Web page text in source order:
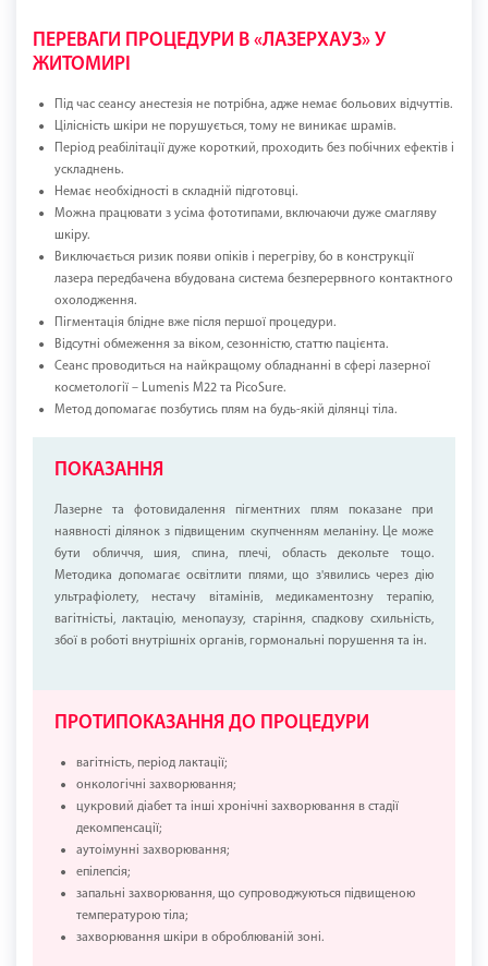
ПЕРЕВАГИ ПРОЦЕДУРИ В «ЛАЗЕРХАУЗ» У
ЖИТОМИРІ
Під час сеансу анестезія не потрібна, адже немає больових відчуттів.
Цілісність шкіри не порушується, тому не виникає шрамів.
Період реабілітації дуже короткий, проходить без побічних ефектів і
ускладнень.
Немає необхідності в складній підготовці.
Можна працювати з усіма фототипами, включаючи дуже смагляву
шкіру.
Виключається ризик появи опіків і перегріву, бо в конструкції
лазера передбачена вбудована система безперервного контактного
охолодження.
Пігментація блідне вже після першої процедури.
Відсутні обмеження за віком, сезонністю, статтю пацієнта.
Сеанс проводиться на найкращому обладнанні в сфері лазерної
косметології – Lumenis M22 та PicoSure.
Метод допомагає позбутись плям на будь-якій ділянці тіла.
ПОКАЗАННЯ
Лазерне та фотовидалення пігментних плям показане при
наявності ділянок з підвищеним скупченням меланіну. Це може
бути обличчя, шия, спина, плечі, область декольте тощо.
Методика допомагає освітлити плями, що з'явились через дію
ультрафіолету, нестачу вітамінів, медикаментозну терапію,
вагітністьі, лактацію, менопаузу, старіння, спадкову схильність,
збої в роботі внутрішніх органів, гормональні порушення та ін.
ПРОТИПОКАЗАННЯ ДО ПРОЦЕДУРИ
вагітність, період лактації;
онкологічні захворювання;
цукровий діабет та інші хронічні захворювання в стадії
декомпенсації;
аутоімунні захворювання;
епілепсія;
запальні захворювання, що супроводжуються підвищеною
температурою тіла;
захворювання шкіри в оброблюваній зоні.